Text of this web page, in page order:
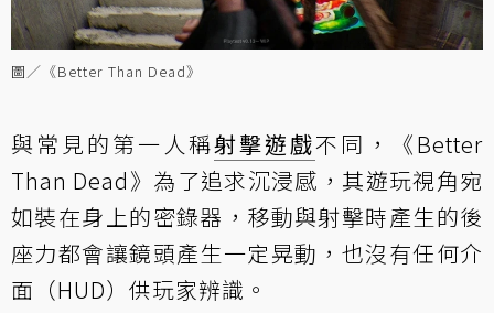
圖／《Better Than Dead》
與常見的第一人稱射擊遊戲不同，《Better
Than Dead》為了追求沉浸感，其遊玩視角宛
如裝在身上的密錄器，移動與射擊時產生的後
座力都會讓鏡頭產生一定晃動，也沒有任何介
面（HUD）供玩家辨識。